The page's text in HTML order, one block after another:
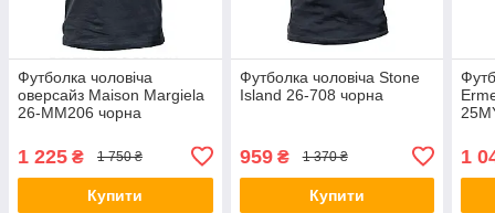
Футболка чоловіча
оверсайз Maison Margiela
26-MM206 чорна
1 225 ₴ 1 750 ₴
Купити
Футболка чоловіча Stone
Island 26-708 чорна
959₴ 1 370 ₴
Купити
1